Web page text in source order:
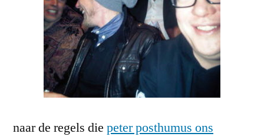
naar de regels die peter posthumus ons